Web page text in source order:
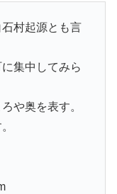
村起源とも言
集中してみら
や奥を表す。